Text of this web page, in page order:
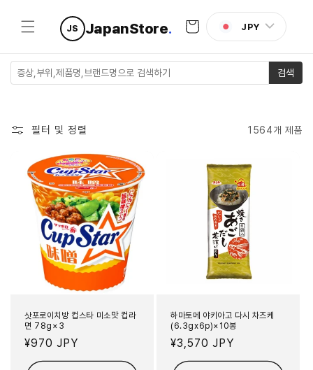
건너뛰기
JS JapanStore.
트
JPY
검색
필터 및 정렬 1564개 제품
삿포로이치방 컵스타 미소맛 컵라
면 78g×3
정
가
¥970 JPY
하마토메 야키아고 다시 차즈케
(6.3gx6p)×10봉
정
가
¥3,570 JPY